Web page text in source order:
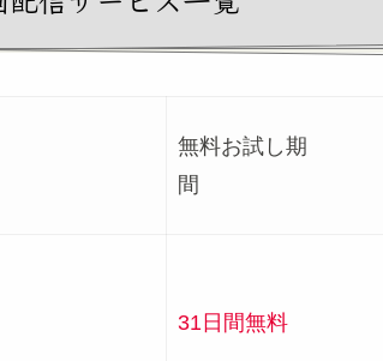
無料お試し期
間
31日間無料